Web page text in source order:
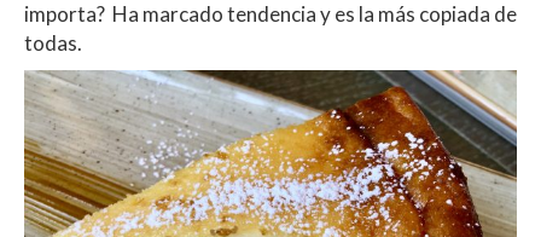
importa? Ha marcado tendencia y es la más copiada de
todas.